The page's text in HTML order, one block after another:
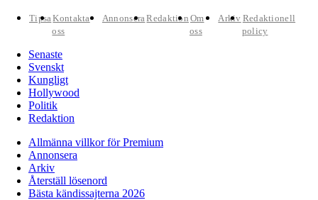
TipsaKontakta
oss
AnnonseraRedaktion Om
oss
Arkiv Redaktionell
policy
Senaste
Svenskt
Kungligt
Hollywood
Politik
Redaktion
Allmänna villkor för Premium
Annonsera
Arkiv
Återställ lösenord
Bästa kändissajterna 2026